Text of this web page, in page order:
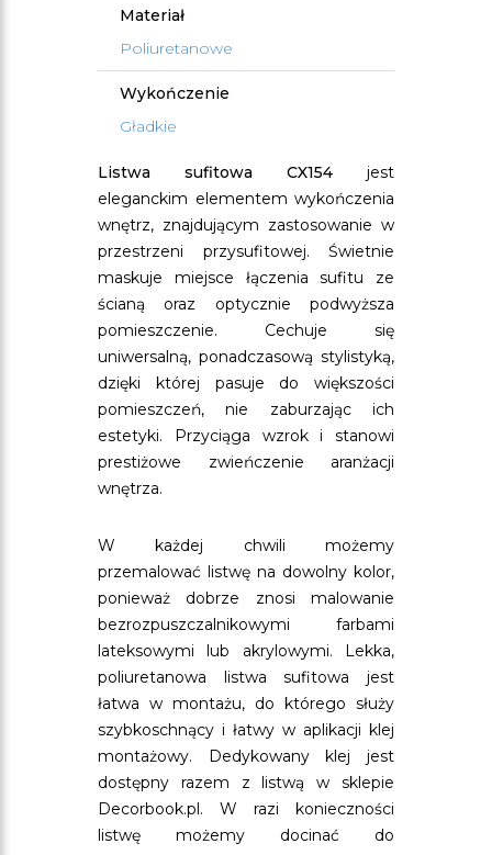
Materiał
Poliuretanowe
Wykończenie
Gładkie
Listwa sufitowa CX154 jest
eleganckim elementem wykończenia
wnętrz, znajdującym zastosowanie w
przestrzeni przysufitowej. Świetnie
maskuje miejsce łączenia sufitu ze
ścianą oraz optycznie podwyższa
pomieszczenie. Cechuje się
uniwersalną, ponadczasową stylistyką,
dzięki której pasuje do większości
pomieszczeń, nie zaburzając ich
estetyki. Przyciąga wzrok i stanowi
prestiżowe zwieńczenie aranżacji
wnętrza.
W każdej chwili możemy
przemalować listwę na dowolny kolor,
ponieważ dobrze znosi malowanie
bezrozpuszczalnikowymi farbami
lateksowymi lub akrylowymi. Lekka,
poliuretanowa listwa sufitowa jest
łatwa w montażu, do którego służy
szybkoschnący i łatwy w aplikacji klej
montażowy. Dedykowany klej jest
dostępny razem z listwą w sklepie
Decorbook.pl. W razi konieczności
listwę możemy docinać do